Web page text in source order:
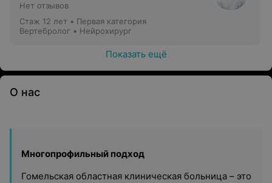
Нет отзывов
Стаж 12 лет • Первая категория
Вертебролог • Нейрохирург
Показать ещё
О нас
Многопрофильный подход
Гомельская областная клиническая больница – это